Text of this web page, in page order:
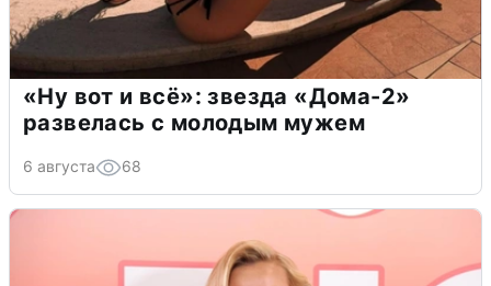
«Ну вот и всё»: звезда «Дома-2»
развелась с молодым мужем
6 августа 68